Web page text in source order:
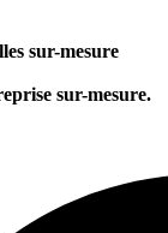
sur-mesure
sur-mesure.